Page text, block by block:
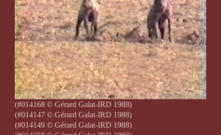
(#014168 © Gérard Galat-IRD 1988)
(#014147 © Gérard Galat-IRD 1988)
(#014149 © Gérard Galat-IRD 1988)